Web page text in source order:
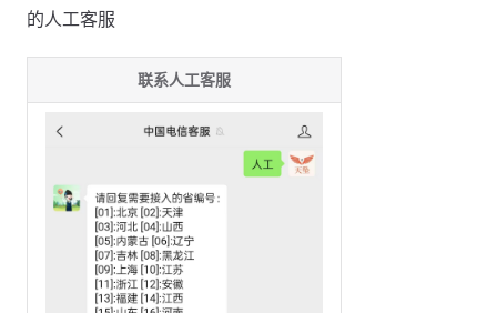
的人工客服
联系人工客服